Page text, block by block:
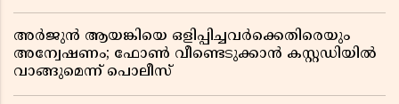
അർജുൻ ആയങ്കിയെ ഒളിപ്പിച്ചവർക്കെതിരെയും
അന്വേഷണം; ഫോൺ വീണ്ടെടുക്കാൻ കസ്റ്റഡിയിൽ
വാങ്ങുമെന്ന് പൊലീസ്